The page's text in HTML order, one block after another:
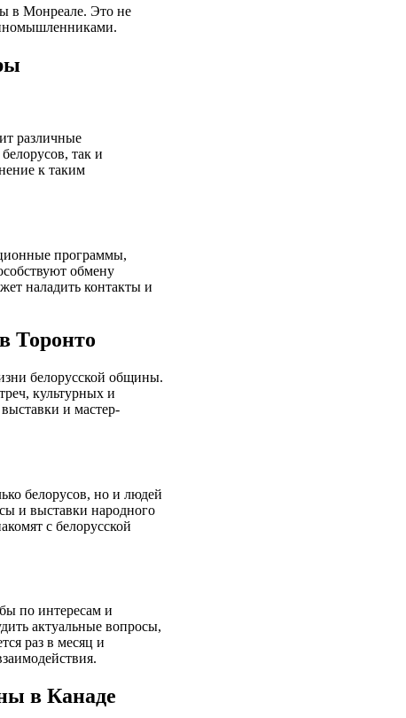
в Монреале. Это не
различные
так и
к таким
программы,
обмену
наладить контакты и
Торонто
белорусской общины.
культурных и
и мастер-
белорусов, но и людей
и выставки народного
с белорусской
по интересам и
актуальные вопросы,
раз в месяц и
в Канаде